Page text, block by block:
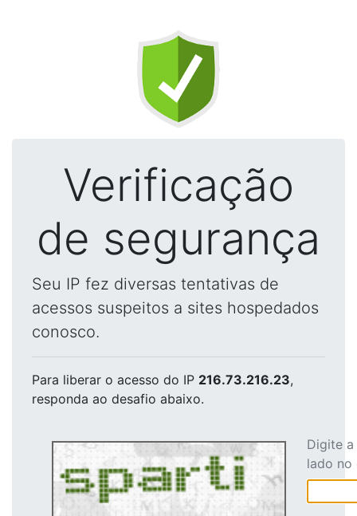
Verificação
de segurança
Seu IP fez diversas tentativas de
acessos suspeitos a sites hospedados
conosco.
Para liberar o acesso do IP 216.73.216.23,
responda ao desafio abaixo.
Digite
lado no